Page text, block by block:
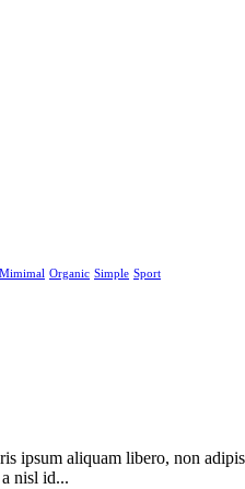
Mimimal Organic Simple Sport
ipsum aliquam libero, non
nisl id...